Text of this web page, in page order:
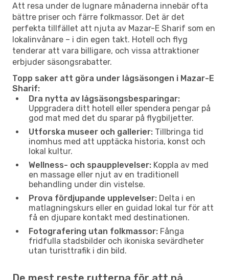
Att resa under de lugnare månaderna innebär ofta
bättre priser och färre folkmassor. Det är det
perfekta tillfället att njuta av Mazar-E Sharif som en
lokalinvånare – i din egen takt. Hotell och flyg
tenderar att vara billigare, och vissa attraktioner
erbjuder säsongsrabatter.
Topp saker att göra under lågsäsongen i Mazar-E
Sharif:
Dra nytta av lågsäsongsbesparingar:
Uppgradera ditt hotell eller spendera pengar på
god mat med det du sparar på flygbiljetter.
Utforska museer och gallerier: Tillbringa tid
inomhus med att upptäcka historia, konst och
lokal kultur.
Wellness- och spaupplevelser: Koppla av med
en massage eller njut av en traditionell
behandling under din vistelse.
Prova fördjupande upplevelser: Delta i en
matlagningskurs eller en guidad lokal tur för att
få en djupare kontakt med destinationen.
Fotografering utan folkmassor: Fånga
fridfulla stadsbilder och ikoniska sevärdheter
utan turisttrafik i din bild.